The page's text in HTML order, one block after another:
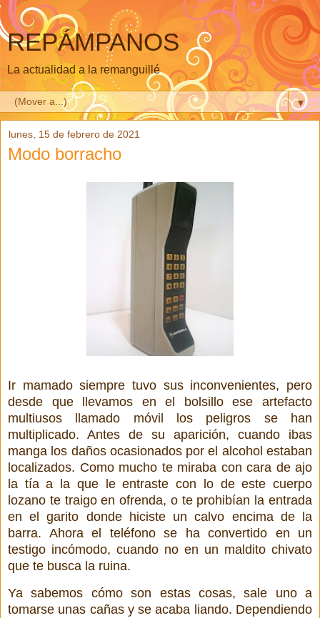
REPÁMPANOS
La actualidad a la remanguillé
▼
lunes, 15 de febrero de 2021
Modo borracho
Ir mamado siempre tuvo sus inconvenientes, pero
desde que llevamos en el bolsillo ese artefacto
multiusos llamado móvil los peligros se han
multiplicado. Antes de su aparición, cuando ibas
manga los daños ocasionados por el alcohol estaban
localizados. Como mucho te miraba con cara de ajo
la tía a la que le entraste con lo de este cuerpo
lozano te traigo en ofrenda, o te prohibían la entrada
en el garito donde hiciste un calvo encima de la
barra. Ahora el teléfono se ha convertido en un
testigo incómodo, cuando no en un maldito chivato
que te busca la ruina.
Ya sabemos cómo son estas cosas, sale uno a
tomarse unas cañas y se acaba liando. Dependiendo